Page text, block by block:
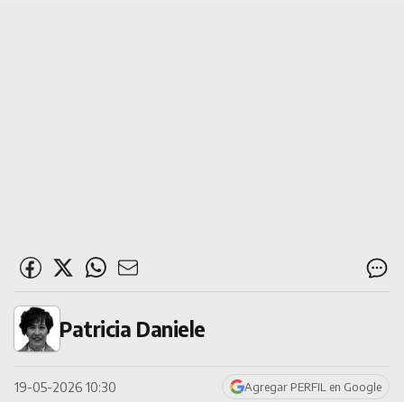
Patricia Daniele
19-05-2026 10:30 Agregar PERFIL en Google